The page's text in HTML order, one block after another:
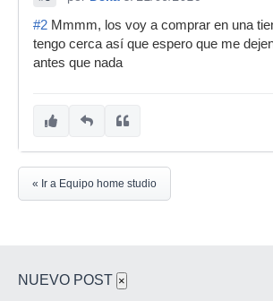
#2 Mmmm, los voy a comprar en una
tengo cerca así que espero que me
antes que nada
« Ir a Equipo home studio
NUEVO POST ×